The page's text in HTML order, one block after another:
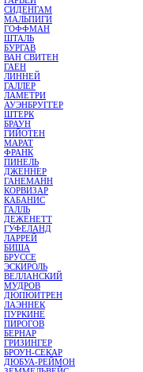
СИДЕНГАМ
МАЛЬПИГИ
ГОФФМАН
ШТАЛЬ
БУРГАВ
ВАН СВИТЕН
ГАЕН
ЛИННЕЙ
ГАЛЛЕР
ЛАМЕТРИ
АУЭНБРУГГЕР
ШТЕРК
БРАУН
ГИЙОТЕН
МАРАТ
ФРАНК
ПИНЕЛЬ
ДЖЕННЕР
ГАНЕМАНН
КОРВИЗАР
КАБАНИС
ГАЛЛЬ
ДЕЖЕНЕТТ
ГУФЕЛАНД
ЛАРРЕЙ
БИША
БРУССЕ
ЭСКИРОЛЬ
ВЕЛЛАНСКИЙ
МУДРОВ
ДЮПЮИТРЕН
ЛАЭННЕК
ПУРКИНЕ
ПИРОГОВ
БЕРНАР
ГРИЗИНГЕР
БРОУН-СЕКАР
ДЮБУА-РЕЙМОН